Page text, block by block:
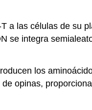
a las células de su
se integra
los
opinas,